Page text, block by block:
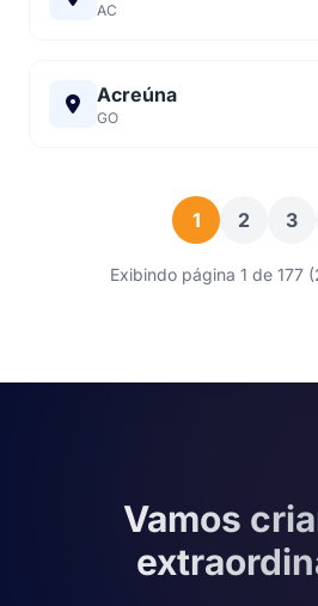
AC
Acreúna
GO
1 2 3
Exibindo página 1 de 177
Vamos